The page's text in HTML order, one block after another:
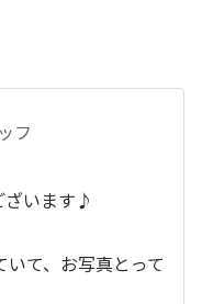
フ
ざいます♪
て、お写真とって